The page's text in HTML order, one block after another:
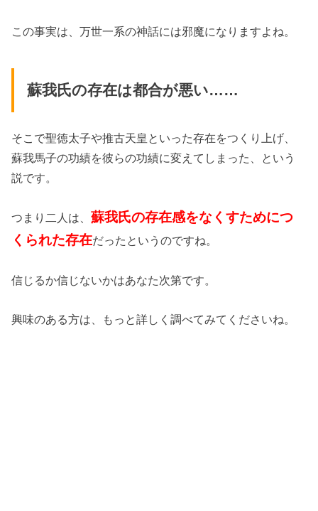
この事実は、万世一系の神話には邪魔になりますよね。
蘇我氏の存在は都合が悪い……
そこで聖徳太子や推古天皇といった存在をつくり上げ、
蘇我馬子の功績を彼らの功績に変えてしまった、という
説です。
つまり二人は、蘇我氏の存在感をなくすためにつ
くられた存在だったというのですね。
信じるか信じないかはあなた次第です。
興味のある方は、もっと詳しく調べてみてくださいね。